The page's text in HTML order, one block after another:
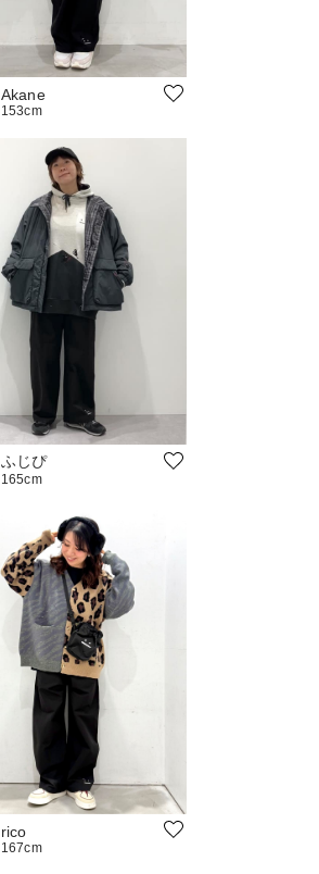
Akane
153cm
ふじぴ
165cm
rico
167cm